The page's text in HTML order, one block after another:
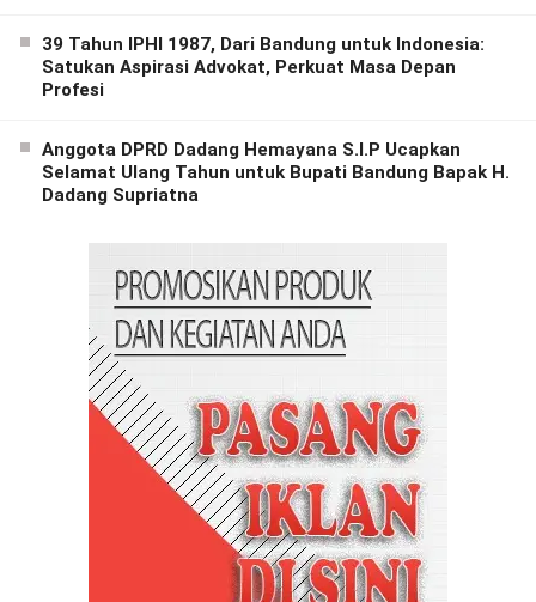
39 Tahun IPHI 1987, Dari Bandung untuk Indonesia:
Satukan Aspirasi Advokat, Perkuat Masa Depan
Profesi
Anggota DPRD Dadang Hemayana S.I.P Ucapkan
Selamat Ulang Tahun untuk Bupati Bandung Bapak H.
Dadang Supriatna